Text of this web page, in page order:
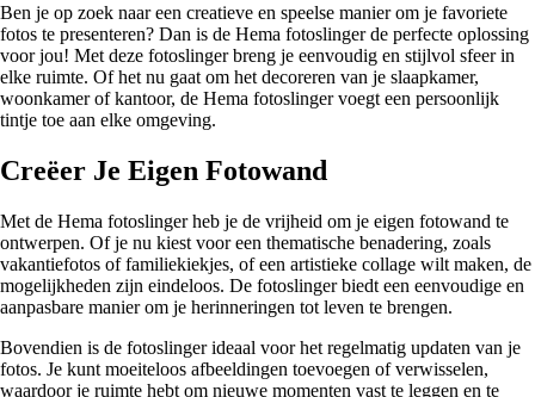
Ben je op zoek naar een creatieve en speelse manier om je favoriete
fotos te presenteren? Dan is de Hema fotoslinger de perfecte oplossing
voor jou! Met deze fotoslinger breng je eenvoudig en stijlvol sfeer in
elke ruimte. Of het nu gaat om het decoreren van je slaapkamer,
woonkamer of kantoor, de Hema fotoslinger voegt een persoonlijk
tintje toe aan elke omgeving.
Creëer Je Eigen Fotowand
Met de Hema fotoslinger heb je de vrijheid om je eigen fotowand te
ontwerpen. Of je nu kiest voor een thematische benadering, zoals
vakantiefotos of familiekiekjes, of een artistieke collage wilt maken, de
mogelijkheden zijn eindeloos. De fotoslinger biedt een eenvoudige en
aanpasbare manier om je herinneringen tot leven te brengen.
Bovendien is de fotoslinger ideaal voor het regelmatig updaten van je
fotos. Je kunt moeiteloos afbeeldingen toevoegen of verwisselen,
waardoor je ruimte hebt om nieuwe momenten vast te leggen en te